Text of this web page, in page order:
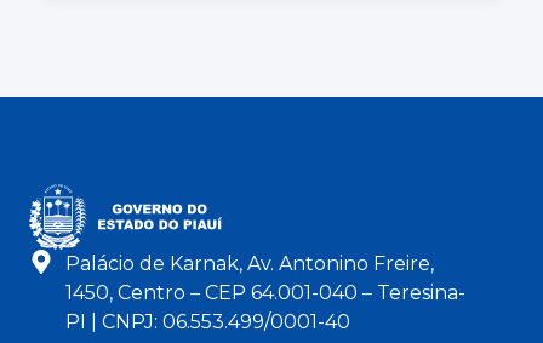
Palácio de Karnak, Av. Antonino Freire,
1450, Centro – CEP 64.001-040 – Teresina-
PI | CNPJ: 06.553.499/0001-40